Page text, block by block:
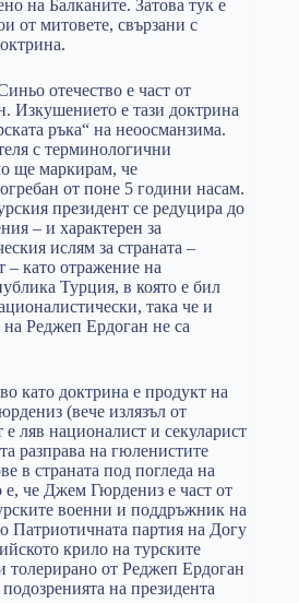
на Балканите. Затова тук е
от митовете, свързани с
отечество е част от
Изкушението е тази доктрина
ръка“ на неоосманзима.
с терминологични
ще маркирам, че
от поне 5 години насам.
президент се редуцира до
– и характерен за
ислям за страната –
като отражение на
Турция, в която е бил
така че и
Реджеп Ердоган не са
като доктрина е продукт на
(вече излязъл от
ляв националист и секуларист
разправа на гюленистите
в страната под погледа на
че Джем Гюрдениз е част от
военни и поддръжник на
Патриотичната партия на Догу
крило на турските
толерирано от Реджеп Ердоган
на президента